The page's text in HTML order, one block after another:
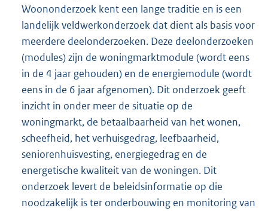
Woononderzoek kent een lange traditie en is een
landelijk veldwerkonderzoek dat dient als basis voor
meerdere deelonderzoeken. Deze deelonderzoeken
(modules) zijn de woningmarktmodule (wordt eens
in de 4 jaar gehouden) en de energiemodule (wordt
eens in de 6 jaar afgenomen). Dit onderzoek geeft
inzicht in onder meer de situatie op de
woningmarkt, de betaalbaarheid van het wonen,
scheefheid, het verhuisgedrag, leefbaarheid,
seniorenhuisvesting, energiegedrag en de
energetische kwaliteit van de woningen. Dit
onderzoek levert de beleidsinformatie op die
noodzakelijk is ter onderbouwing en monitoring van